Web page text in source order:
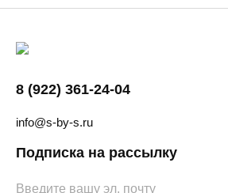
8 (922) 361-24-04
info@s-by-s.ru
Подписка на рассылку